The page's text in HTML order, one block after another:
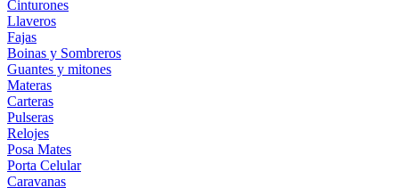
Cinturones
Llaveros
Fajas
Boinas y Sombreros
Guantes y mitones
Materas
Carteras
Pulseras
Relojes
Posa Mates
Porta Celular
Caravanas